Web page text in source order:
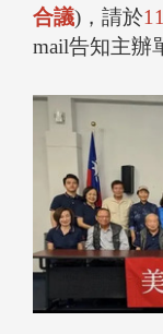
合議) ，請於
mail告知主辦